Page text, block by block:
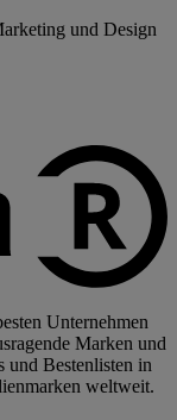
und Design
Unternehmen
Marken und
Bestenlisten in
weltweit.